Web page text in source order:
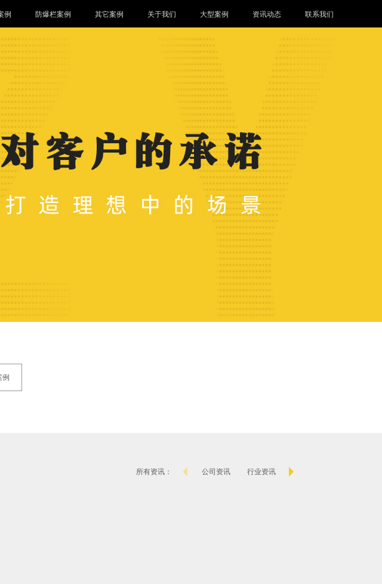
例 防爆栏案例 其它案例 关于我们 大型案例 资讯动态 联系我们
例
所有资讯： 公司资讯 行业资讯